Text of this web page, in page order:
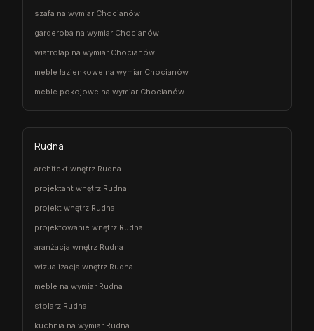
szafa na wymiar Chocianów
garderoba na wymiar Chocianów
wiatrołap na wymiar Chocianów
meble łazienkowe na wymiar Chocianów
meble pokojowe na wymiar Chocianów
Rudna
architekt wnętrz Rudna
projektant wnętrz Rudna
projekt wnętrz Rudna
projektowanie wnętrz Rudna
aranżacja wnętrz Rudna
wizualizacja wnętrz Rudna
meble na wymiar Rudna
stolarz Rudna
kuchnia na wymiar Rudna